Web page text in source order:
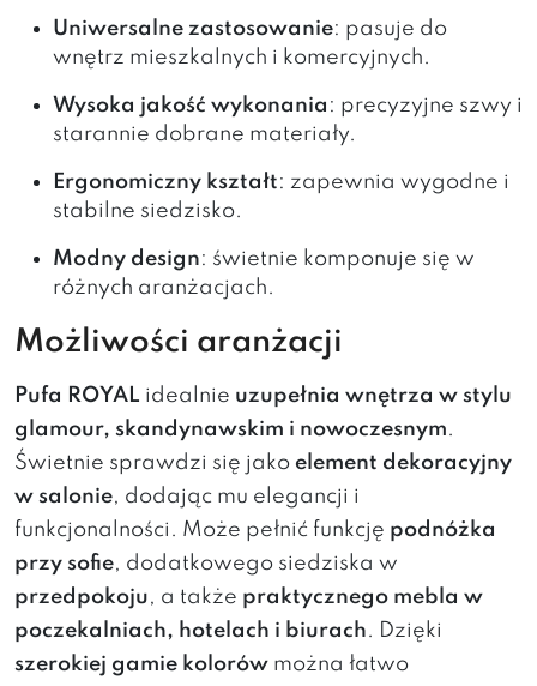
Uniwersalne zastosowanie: pasuje do
wnętrz mieszkalnych i komercyjnych.
Wysoka jakość wykonania : precyzyjne szwy i
starannie dobrane materiały.
Ergonomiczny kształt: zapewnia wygodne i
stabilne siedzisko.
Modny design: świetnie komponuje się w
różnych aranżacjach.
Możliwości aranżacji
Pufa ROYAL idealnie uzupełnia wnętrza w stylu
glamour, skandynawskim i nowoczesnym.
Świetnie sprawdzi się jako element dekoracyjny
w salonie, dodając mu elegancji i
funkcjonalności. Może pełnić funkcję podnóżka
przy sofie, dodatkowego siedziska w
przedpokoju, a także praktycznego mebla w
poczekalniach, hotelach i biurach. Dzięki
szerokiej gamie kolorów można łatwo